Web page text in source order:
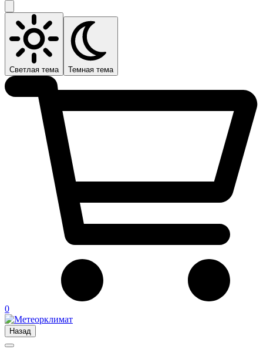
Светлая тема Темная тема
0
Назад